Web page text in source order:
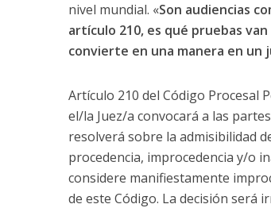
nivel mundial. «Son audiencias
artículo 210, es qué pruebas
convierte en una manera en un
Artículo 210 del Código Procesal
el/la Juez/a convocará a las
resolverá sobre la admisibilidad
procedencia, improcedencia y/o
considere manifiestamente
de este Código. La decisión será